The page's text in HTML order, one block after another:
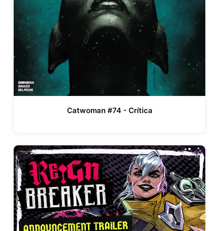
Catwoman #74 - Crítica